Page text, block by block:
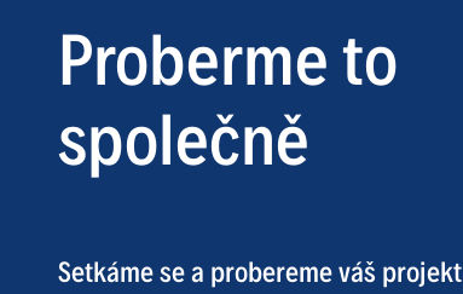
Proberme to
společně
Setkáme se a probereme váš projekt